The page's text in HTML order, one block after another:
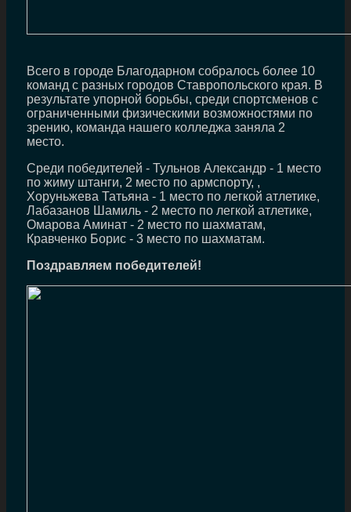
Всего в городе Благодарном собралось более 10
команд с разных городов Ставропольского края. В
результате упорной борьбы, среди спортсменов с
ограниченными физическими возможностями по
зрению, команда нашего колледжа заняла 2
место.
Среди победителей - Тульнов Александр - 1 место
по жиму штанги, 2 место по армспорту, ,
Хоруньжева Татьяна - 1 место по легкой атлетике,
Лабазанов Шамиль - 2 место по легкой атлетике,
Омарова Аминат - 2 место по шахматам,
Кравченко Борис - 3 место по шахматам.
Поздравляем победителей!